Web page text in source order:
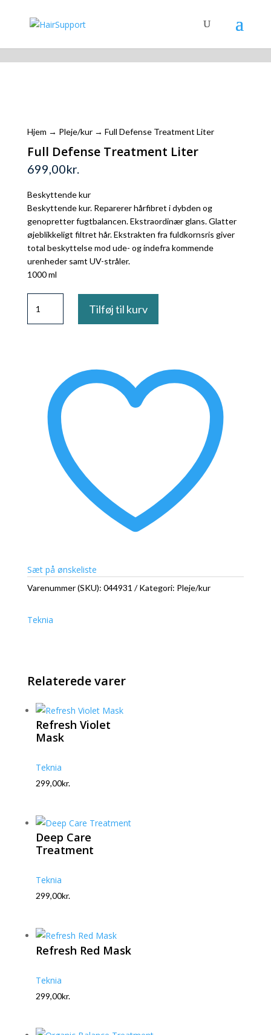
Hjem → Pleje/kur→ Full Defense Treatment Liter
Full Defense Treatment Liter
699,00kr.
Beskyttende kur
Beskyttende kur. Reparerer hårfibret i dybden og
genopretter fugtbalancen. Ekstraordinær glans. Glatter
øjeblikkeligt filtret hår. Ekstrakten fra fuldkornsris giver
total beskyttelse mod ude- og indefra kommende
urenheder samt UV-stråler.
1000 ml
Defense
Treatment
Tilføj til kurv
Sæt på ønskeliste
Varenummer (SKU): 044931 Kategori: Pleje/kur
Teknia
Relaterede varer
Refresh Violet
Mask
Teknia
299,00kr.
Deep Care
Treatment
Teknia
299,00kr.
Refresh Red Mask
Teknia
299,00kr.